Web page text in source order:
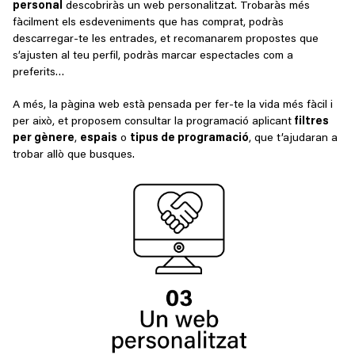
personal descobriràs un web personalitzat. Trobaràs més
fàcilment els esdeveniments que has comprat, podràs
descarregar-te les entrades, et recomanarem propostes que
s’ajusten al teu perfil, podràs marcar espectacles com a
preferits…
A més, la pàgina web està pensada per fer-te la vida més fàcil i
per això, et proposem consultar la programació aplicant filtres
per gènere, espais o tipus de programació, que t’ajudaran a
trobar allò que busques.